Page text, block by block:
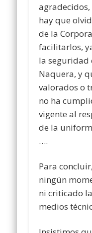
hay que
de la
facilitarlos,
la seguridad
Naquera, y
valorados o
no ha
vigente al
de la
….
Para
ningún
ni criticado
medios